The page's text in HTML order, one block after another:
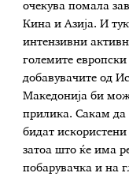
очекува помала
Кина и Азија. И
интензивни
големите
добавувачите од
Македонија би
прилика. Сакам да
бидат
затоа што ќе има
побарувачка и на